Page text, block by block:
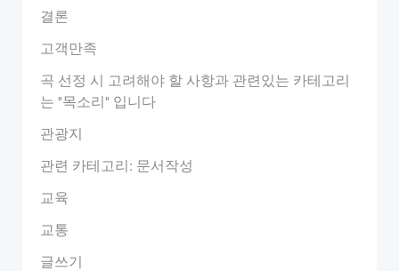
결론
고객만족
곡 선정 시 고려해야 할 사항과 관련있는 카테고리
는 "목소리" 입니다
관광지
관련 카테고리: 문서작성
교육
교통
글쓰기